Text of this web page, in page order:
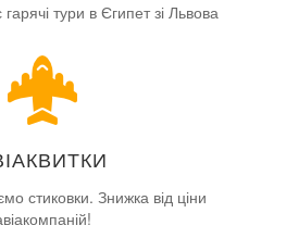
тури в Єгипет зі Львова
стиковки. Знижка від ціни